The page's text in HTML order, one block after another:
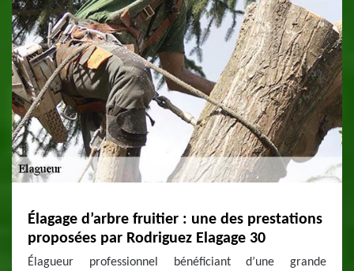
Élagage d’arbre fruitier : une des prestations
proposées par Rodriguez Elagage 30
Élagueur professionnel bénéficiant d’une grande